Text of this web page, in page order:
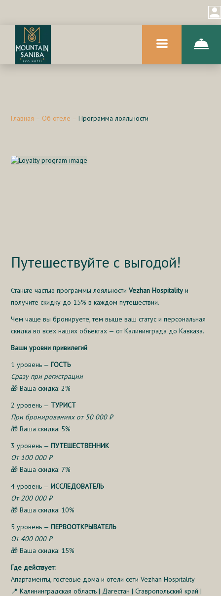
Главная – Об отеле –Программа лояльности
Путешествуйте с выгодой!
Станьте частью программы лояльностиVezhan Hospitality и
получите скидку до 15% в каждом путешествии.
Чем чаще вы бронируете, тем выше ваш статус и персональная
скидка во всех наших объектах — от Калининграда до Кавказа.
Ваши уровни привилегий
1 уровень — ГОСТЬ
Сразу при регистрации
🎁 Ваша скидка: 2%
2 уровень — ТУРИСТ
При бронированиях от 50 000 ₽
🎁 Ваша скидка: 5%
3 уровень — ПУТЕШЕСТВЕННИК
От 100 000 ₽
🎁 Ваша скидка: 7%
4 уровень — ИССЛЕДОВАТЕЛЬ
От 200 000 ₽
🎁 Ваша скидка: 10%
5 уровень — ПЕРВООТКРЫВАТЕЛЬ
От 400 000 ₽
🎁 Ваша скидка: 15%
Где действует:
Апартаменты, гостевые дома и отели сети Vezhan Hospitality
📍 Калининградская область | Дагестан | Ставропольский край |